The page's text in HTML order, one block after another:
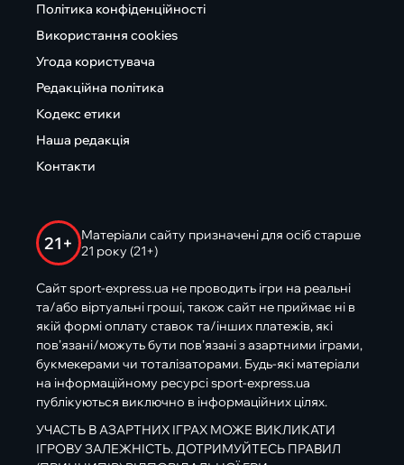
Політика конфіденційності
Використання cookies
Угода користувача
Редакційна політика
Кодекс етики
Наша редакція
Контакти
21+
Матеріали сайту призначені для осіб старше
21 року (21+)
Сайт sport-express.ua не проводить ігри на реальні
та/або віртуальні гроші, також сайт не приймає ні в
якій формі оплату ставок та/інших платежів, які
пов’язані/можуть бути пов’язані з азартними іграми,
букмекерами чи тоталізаторами. Будь-які матеріали
на інформаційному ресурсі sport-express.ua
публікуються виключно в інформаційних цілях.
УЧАСТЬ В АЗАРТНИХ ІГРАХ МОЖЕ ВИКЛИКАТИ
ІГРОВУ ЗАЛЕЖНІСТЬ. ДОТРИМУЙТЕСЬ ПРАВИЛ